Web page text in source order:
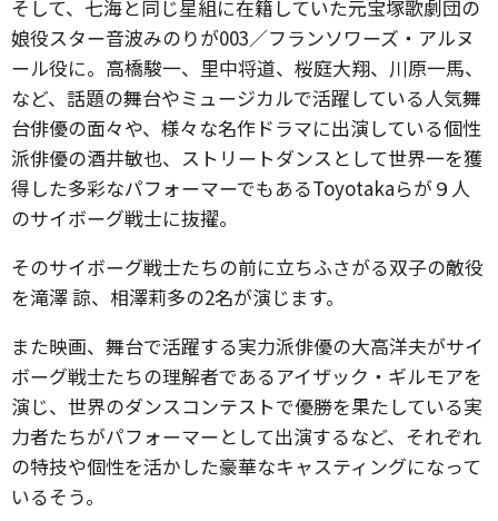
そして、七海と同じ星組に在籍していた元宝塚歌劇団の
娘役スター音波みのりが003／フランソワーズ・アルヌ
ール役に。高橋駿一、里中将道、桜庭大翔、川原一馬、
など、話題の舞台やミュージカルで活躍している人気舞
台俳優の面々や、様々な名作ドラマに出演している個性
派俳優の酒井敏也、ストリートダンスとして世界一を獲
得した多彩なパフォーマーでもあるToyotakaらが９人
のサイボーグ戦士に抜擢。
そのサイボーグ戦士たちの前に立ちふさがる双子の敵役
を滝澤 諒、相澤莉多の2名が演じます。
また映画、舞台で活躍する実力派俳優の大高洋夫がサイ
ボーグ戦士たちの理解者であるアイザック・ギルモアを
演じ、世界のダンスコンテストで優勝を果たしている実
力者たちがパフォーマーとして出演するなど、それぞれ
の特技や個性を活かした豪華なキャスティングになって
いるそう。